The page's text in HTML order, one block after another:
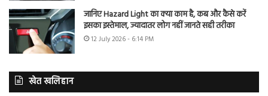
जानिए Hazard Light का क्या काम है, कब और कैसे करें
इसका इस्तेमाल, ज्यादातर लोग नहीं जानते सही तरीका
12 July 2026 - 6:14 PM
खेत खलिहान